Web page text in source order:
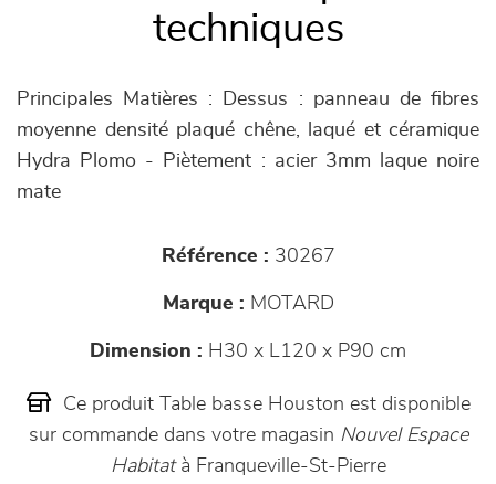
techniques
Principales Matières : Dessus : panneau de fibres
moyenne densité plaqué chêne, laqué et céramique
Hydra Plomo - Piètement : acier 3mm laque noire
mate
Référence : 30267
Marque : MOTARD
Dimension : H30 x L120 x P90 cm
Ce produit Table basse Houston est disponible
sur commande dans votre magasin Nouvel Espace
Habitatà Franqueville-St-Pierre